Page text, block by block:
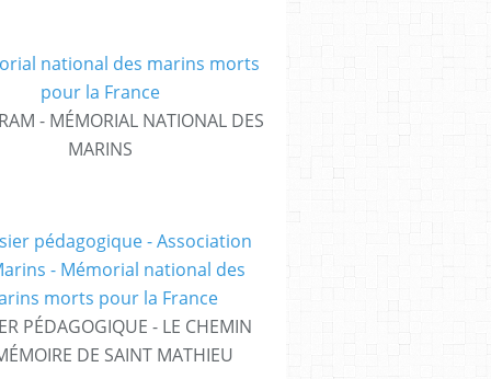
- MÉMORIAL NATIONAL DES
MARINS
PÉDAGOGIQUE - LE CHEMIN
DE SAINT MATHIEU